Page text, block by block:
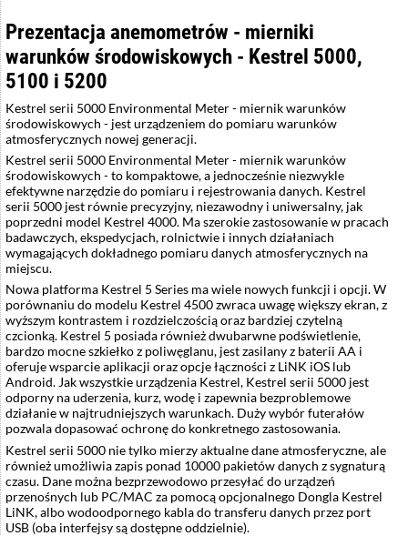
Prezentacja anemometrów - mierniki
warunków środowiskowych - Kestrel 5000,
5100 i 5200
Kestrel serii 5000 Environmental Meter - miernik warunków
środowiskowych - jest urządzeniem do pomiaru warunków
atmosferycznych nowej generacji.
Kestrel serii 5000 Environmental Meter - miernik warunków
środowiskowych - to kompaktowe, a jednocześnie niezwykle
efektywne narzędzie do pomiaru i rejestrowania danych. Kestrel
serii 5000 jest równie precyzyjny, niezawodny i uniwersalny, jak
poprzedni model Kestrel 4000. Ma szerokie zastosowanie w pracach
badawczych, ekspedycjach, rolnictwie i innych działaniach
wymagających dokładnego pomiaru danych atmosferycznych na
miejscu.
Nowa platforma Kestrel 5 Series ma wiele nowych funkcji i opcji. W
porównaniu do modelu Kestrel 4500 zwraca uwagę większy ekran, z
wyższym kontrastem i rozdzielczością oraz bardziej czytelną
czcionką. Kestrel 5 posiada również dwubarwne podświetlenie,
bardzo mocne szkiełko z poliwęglanu, jest zasilany z baterii AA i
oferuje wsparcie aplikacji oraz opcje łączności z LiNK iOS lub
Android. Jak wszystkie urządzenia Kestrel, Kestrel serii 5000 jest
odporny na uderzenia, kurz, wodę i zapewnia bezproblemowe
działanie w najtrudniejszych warunkach. Duży wybór futerałów
pozwala dopasować ochronę do konkretnego zastosowania.
Kestrel serii 5000 nie tylko mierzy aktualne dane atmosferyczne, ale
również umożliwia zapis ponad 10000 pakietów danych z sygnaturą
czasu. Dane można bezprzewodowo przesyłać do urządzeń
przenośnych lub PC/MAC za pomocą opcjonalnego Dongla Kestrel
LiNK, albo wodoodpornego kabla do transferu danych przez port
USB (oba interfejsy są dostępne oddzielnie).